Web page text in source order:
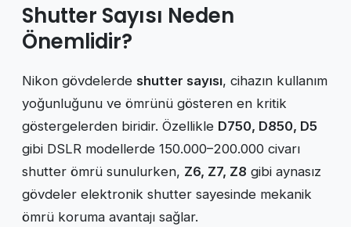
Shutter Sayısı Neden
Önemlidir?
Nikon gövdelerde shutter sayısı, cihazın kullanım
yoğunluğunu ve ömrünü gösteren en kritik
göstergelerden biridir. Özellikle D750, D850, D5
gibi DSLR modellerde 150.000–200.000 civarı
shutter ömrü sunulurken, Z6, Z7, Z8 gibi aynasız
gövdeler elektronik shutter sayesinde mekanik
ömrü koruma avantajı sağlar.